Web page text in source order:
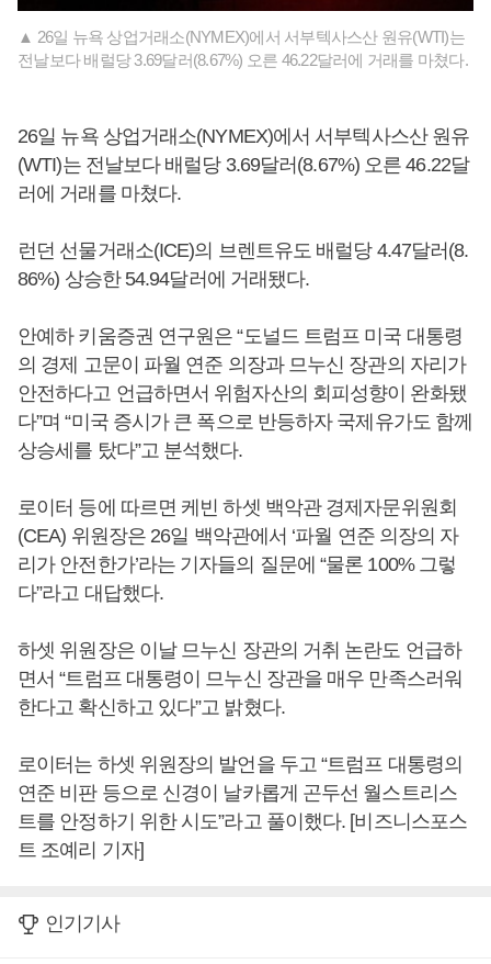
▲ 26일 뉴욕 상업거래소(NYMEX)에서 서부텍사스산 원유(WTI)는
전날보다 배럴당 3.69달러(8.67%) 오른 46.22달러에 거래를 마쳤다.
26일 뉴욕 상업거래소(NYMEX)에서 서부텍사스산 원유
(WTI)는 전날보다 배럴당 3.69달러(8.67%) 오른 46.22달
러에 거래를 마쳤다.
런던 선물거래소(ICE)의 브렌트유도 배럴당 4.47달러(8.
86%) 상승한 54.94달러에 거래됐다.
안예하 키움증권 연구원은 “도널드 트럼프 미국 대통령
의 경제 고문이 파월 연준 의장과 므누신 장관의 자리가
안전하다고 언급하면서 위험자산의 회피성향이 완화됐
다”며 “미국 증시가 큰 폭으로 반등하자 국제유가도 함께
상승세를 탔다”고 분석했다.
로이터 등에 따르면 케빈 하셋 백악관 경제자문위원회
(CEA) 위원장은 26일 백악관에서 ‘파월 연준 의장의 자
리가 안전한가’라는 기자들의 질문에 “물론 100% 그렇
다”라고 대답했다.
하셋 위원장은 이날 므누신 장관의 거취 논란도 언급하
면서 “트럼프 대통령이 므누신 장관을 매우 만족스러워
한다고 확신하고 있다”고 밝혔다.
로이터는 하셋 위원장의 발언을 두고 “트럼프 대통령의
연준 비판 등으로 신경이 날카롭게 곤두선 월스트리스
트를 안정하기 위한 시도”라고 풀이했다. [비즈니스포스
트 조예리 기자]
인기기사